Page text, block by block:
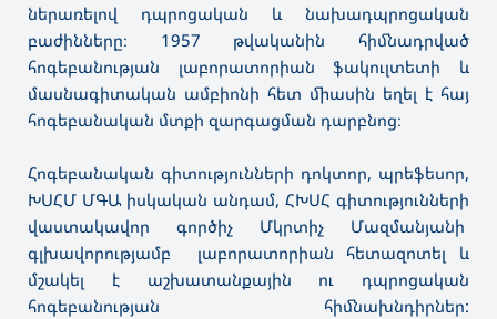
ներառելով դպրոցական և նախադպրոցական
բաժինները։ 1957 թվականին հիմնադրված
հոգեբանության լաբորատորիան ֆակուլտետի և
մասնագիտական ամբիոնի հետ միասին եղել է հայ
հոգեբանական մտքի զարգացման դարբնոց։
Հոգեբանական գիտությունների դոկտոր, պրեֆեսոր,
ԽՍՀՄ ՄԳԱ իսկական անդամ, ՀԽՍՀ գիտությունների
վաստակավոր գործիչ Մկրտիչ Մազմանյանի
գլխավորությամբ լաբորատորիան հետազոտել և
մշակել է աշխատանքային ու դպրոցական
հոգեբանության հիմնախնդիրներ: